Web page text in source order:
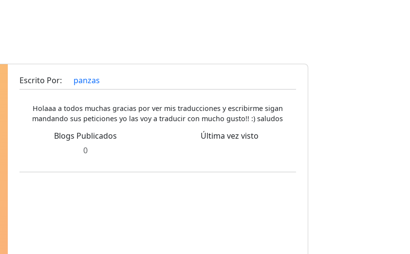
Escrito Por: panzas
Holaaa a todos muchas gracias por ver mis traducciones y escribirme sigan
mandando sus peticiones yo las voy a traducir con mucho gusto!! :) saludos
Blogs Publicados
0
Última vez visto